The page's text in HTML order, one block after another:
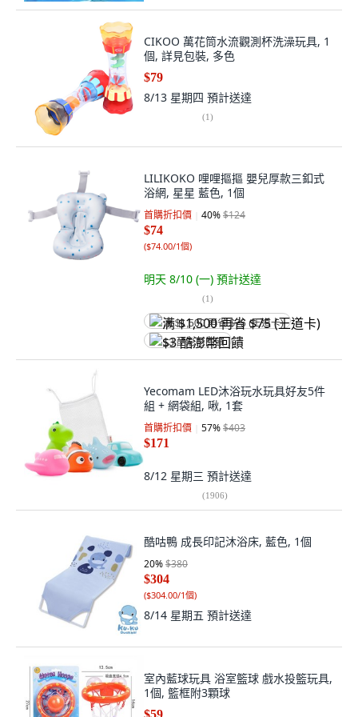
CIKOO 萬花筒水流觀測杯洗澡玩具, 1
個, 詳見包裝, 多色
$79
8/13 星期四 預計送達
(1)
LILIKOKO 哩哩摳摳 嬰兒厚款三釦式
浴網, 星星 藍色, 1個
首購折扣價 40%$124
$74
($74.00/1個)
明天 8/10 (一) 預計送達
(1)
满 $1,500 再省 $75 (王道卡)
$3 酷澎幣回饋
Yecomam LED沐浴玩水玩具好友5件
組 + 網袋組, 啾, 1套
首購折扣價 57%$403
$171
8/12 星期三 預計送達
(1906)
酷咕鴨 成長印記沐浴床, 藍色, 1個
20%$380
$304
($304.00/1個)
8/14 星期五 預計送達
室內藍球玩具 浴室籃球 戲水投籃玩具,
1個, 籃框附3顆球
$59